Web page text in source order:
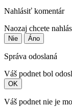
Nahlásiť komentár
Naozaj chcete
Nie Áno
Správa odoslaná
Váš podnet bol
OK
Váš podnet nie je